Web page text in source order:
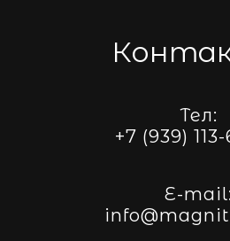
Тел:
+7 (939)
E-mail: